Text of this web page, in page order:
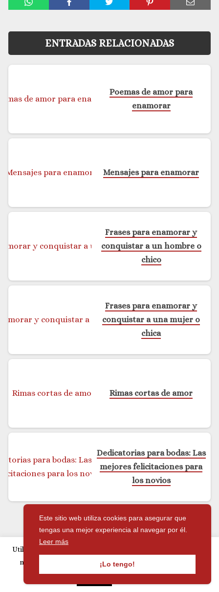
ENTRADAS RELACIONADAS
Poemas de amor para
enamorar
Mensajes para enamorar
Frases para enamorar y
conquistar a un hombre o
chico
Frases para enamorar y
conquistar a una mujer o
chica
Rimas cortas de amor
Dedicatorias para bodas: Las
mejores felicitaciones para
los novios
Deja una respuesta
Tu dirección de correo electrónico no será
publicada. Los campos obligatorios están
Utilizamos cookies para personalizar publicidad y analizar
nuestro tráfico. Si continúa navegando, acepta su uso.
Este sitio web utiliza cookies para asegurar que
tengas una mejor experiencia al navegar por él.
Leer más
¡Lo tengo!